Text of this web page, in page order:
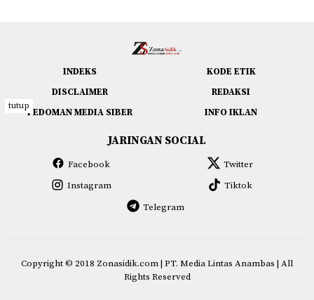
INDEKS
KODE ETIK
DISCLAIMER
REDAKSI
PEDOMAN MEDIA SIBER
INFO IKLAN
JARINGAN SOCIAL
Facebook
Twitter
Instagram
Tiktok
Telegram
Copyright © 2018 Zonasidik.com| PT. Media Lintas Anambas | All
Rights Reserved
tutup